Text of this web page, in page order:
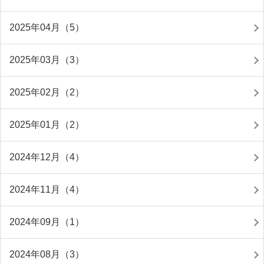
2025年04月（5）
2025年03月（3）
2025年02月（2）
2025年01月（2）
2024年12月（4）
2024年11月（4）
2024年09月（1）
2024年08月（3）